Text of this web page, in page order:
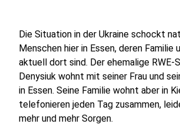
Die Situation in der Ukraine schockt
Menschen hier in Essen, deren Familie
aktuell dort sind. Der ehemalige RWE-
Denysiuk wohnt mit seiner Frau und
in Essen. Seine Familie wohnt aber in
telefonieren jeden Tag zusammen,
mehr und mehr Sorgen.